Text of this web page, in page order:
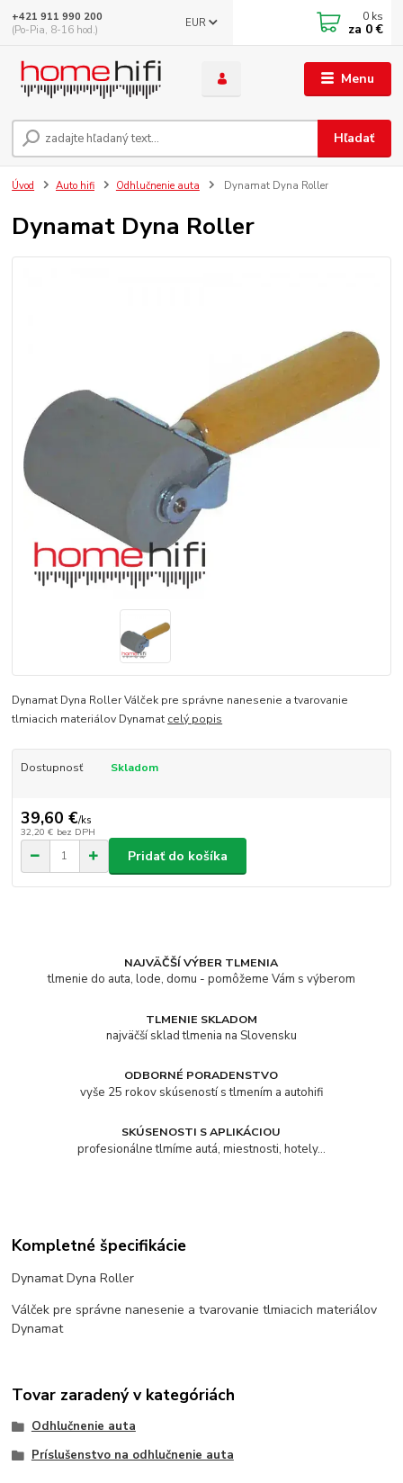
Menu
EUR
Hľadať
+421 911 990 200
(Po-Pia, 8-16 hod.)
0 ks
za 0 €
Úvod Auto hifi Odhlučnenie auta Dynamat Dyna Roller
Dynamat Dyna Roller
Dynamat Dyna Roller Válček pre správne nanesenie a tvarovanie
tlmiacich materiálov Dynamat celý popis
Dostupnosť Skladom
39,60 €/ks
32,20 € bez DPH
Pridať do košíka
NAJVÄČŠÍ VÝBER TLMENIA
tlmenie do auta, lode, domu - pomôžeme Vám s výberom
TLMENIE SKLADOM
najväčší sklad tlmenia na Slovensku
ODBORNÉ PORADENSTVO
vyše 25 rokov skúseností s tlmením a autohifi
SKÚSENOSTI S APLIKÁCIOU
profesionálne tlmíme autá, miestnosti, hotely...
Kompletné špecifikácie
Dynamat Dyna Roller
Válček pre správne nanesenie a tvarovanie tlmiacich materiálov
Dynamat
Tovar zaradený v kategóriách
Odhlučnenie auta
Príslušenstvo na odhlučnenie auta